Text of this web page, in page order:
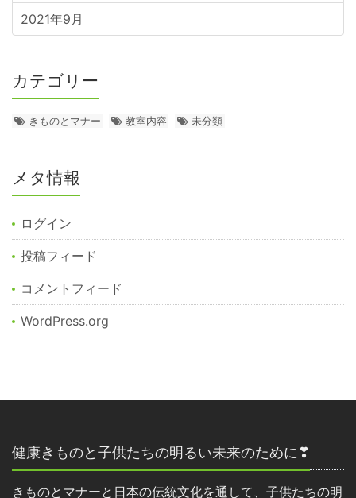
2021年9月
カテゴリー
きものとマナー 教室内容 未分類
メタ情報
ログイン
投稿フィード
コメントフィード
WordPress.org
健康きものと子供たちの明るい未来のために❣
きものとマナーと日本の伝統文化を通して、子供たちの明